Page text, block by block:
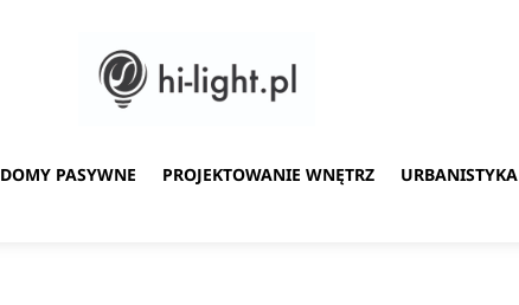
DOMY PASYWNE PROJEKTOWANIE WNĘTRZ URBANISTYKA